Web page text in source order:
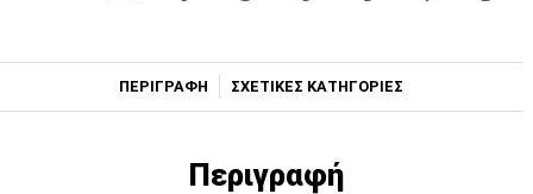
ΠΕΡΙΓΡΑΦΗ ΣΧΕΤΙΚΕΣ ΚΑΤΗΓΟΡΙΕΣ
Περιγραφή